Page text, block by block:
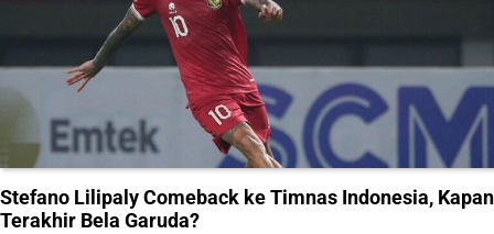
Stefano Lilipaly Comeback ke Timnas Indonesia, Kapan
Terakhir Bela Garuda?